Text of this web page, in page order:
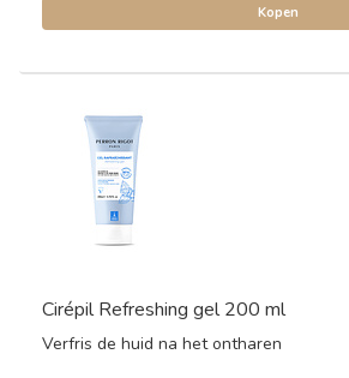
Kopen
Cirépil Refreshing gel 200 ml
Verfris de huid na het ontharen